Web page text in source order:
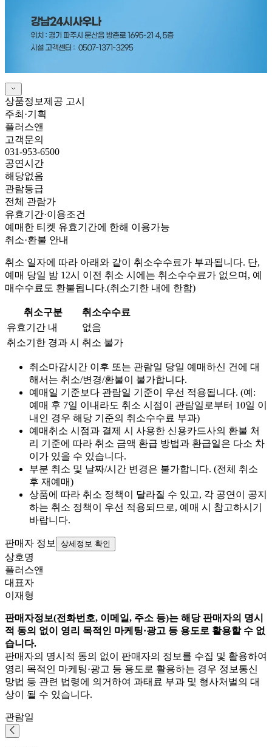
상품정보제공 고시
주최·기획
플러스앤
고객문의
031-953-6500
공연시간
해당없음
관람등급
전체 관람가
유효기간·이용조건
예매한 티켓 유효기간에 한해 이용가능
취소·환불 안내
취소 일자에 따라 아래와 같이 취소수수료가 부과됩니다. 단,
예매 당일 밤 12시 이전 취소 시에는 취소수수료가 없으며, 예
매수수료도 환불됩니다.(취소기한 내에 한함)
취소구분
취소수수료
유효기간 내
없음
취소기한 경과 시
취소 불가
취소마감시간 이후 또는 관람일 당일 예매하신 건에 대
해서는 취소/변경/환불이 불가합니다.
예매일 기준보다 관람일 기준이 우선 적용됩니다. (예:
예매 후 7일 이내라도 취소 시점이 관람일로부터 10일 이
내인 경우 해당 기준의 취소수수료 부과)
예매취소 시점과 결제 시 사용한 신용카드사의 환불 처
리 기준에 따라 취소 금액 환급 방법과 환급일은 다소 차
이가 있을 수 있습니다.
부분 취소 및 날짜/시간 변경은 불가합니다. (전체 취소
후 재예매)
상품에 따라 취소 정책이 달라질 수 있고, 각 공연이 공지
하는 취소 정책이 우선 적용되므로, 예매 시 참고하시기
바랍니다.
판매자 정보 상세정보 확인
상호명
플러스앤
대표자
이재형
판매자정보(전화번호, 이메일, 주소 등)는 해당 판매자의 명시
적 동의 없이 영리 목적인 마케팅·광고 등 용도로 활용할 수 없
습니다.
판매자의 명시적 동의 없이 판매자의 정보를 수집 및 활용하여
영리 목적인 마케팅·광고 등 용도로 활용하는 경우 정보통신
망법 등 관련 법령에 의거하여 과태료 부과 및 형사처벌의 대
상이 될 수 있습니다.
관람일